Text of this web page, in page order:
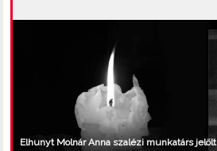
Elhunyt Molnár Anna szalézi munkatárs jelölt